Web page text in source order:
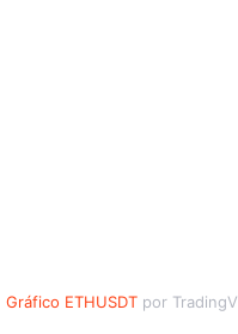
Gráfico ETHUSDT por